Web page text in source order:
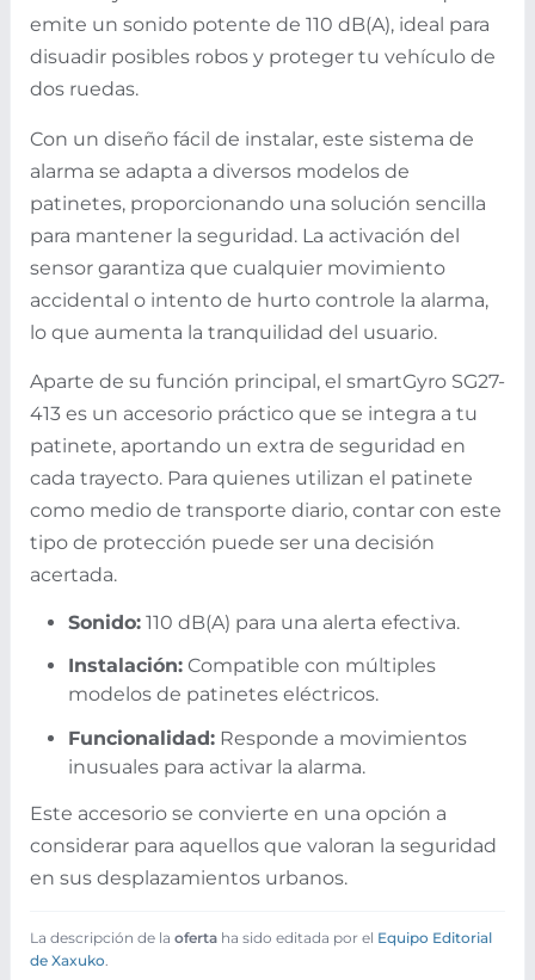
emite un sonido potente de 110 dB(A), ideal para
disuadir posibles robos y proteger tu vehículo de
dos ruedas.
Con un diseño fácil de instalar, este sistema de
alarma se adapta a diversos modelos de
patinetes, proporcionando una solución sencilla
para mantener la seguridad. La activación del
sensor garantiza que cualquier movimiento
accidental o intento de hurto controle la alarma,
lo que aumenta la tranquilidad del usuario.
Aparte de su función principal, el smartGyro SG27-
413 es un accesorio práctico que se integra a tu
patinete, aportando un extra de seguridad en
cada trayecto. Para quienes utilizan el patinete
como medio de transporte diario, contar con este
tipo de protección puede ser una decisión
acertada.
Sonido: 110 dB(A) para una alerta efectiva.
Instalación: Compatible con múltiples
modelos de patinetes eléctricos.
Funcionalidad: Responde a movimientos
inusuales para activar la alarma.
Este accesorio se convierte en una opción a
considerar para aquellos que valoran la seguridad
en sus desplazamientos urbanos.
La descripción de la oferta ha sido editada por el Equipo Editorial
de Xaxuko